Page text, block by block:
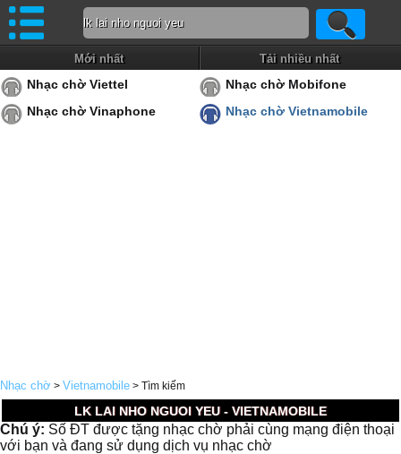
Mới nhất Tải nhiều nhất
Nhạc chờ Viettel
Nhạc chờ Mobifone
Nhạc chờ Vinaphone
Nhạc chờ Vietnamobile
Nhạc chờ > Vietnamobile > Tìm kiếm
LK LAI NHO NGUOI YEU - VIETNAMOBILE
Chú ý: Số ĐT được tặng nhạc chờ phải cùng mạng điện thoại
với bạn và đang sử dụng dịch vụ nhạc chờ